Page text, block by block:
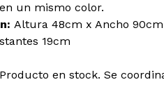
un mismo color.
Altura 48cm x Ancho
19cm
Producto en stock. Se